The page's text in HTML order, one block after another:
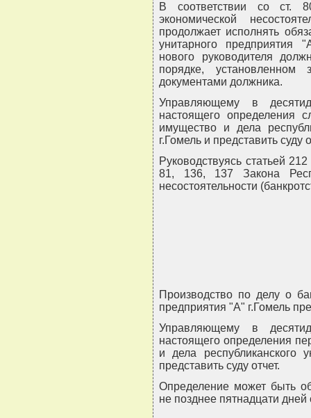
В соответствии со ст.
экономической
продолжает исполнять
унитарного предприятия
нового руководителя
порядке, установленном
документами должника.
Управляющему в
настоящего определения
имущество и дела
г.Гомель и представить суду
Руководствуясь статьей
81, 136, 137 Закона
несостоятельности
Производство по делу о
предприятия "А" г.Гомель
Управляющему в
настоящего определения
и дела республиканского
представить суду отчет.
Определение может быть
не позднее пятнадцати